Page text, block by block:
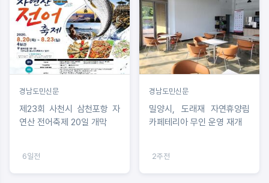
경남도민신문
제23회 사천시 삼천포항 자
연산 전어축제 20일 개막
6일전
경남도민신문
밀양시, 도래재 자연휴양림
카페테리아 무인 운영 재개
2주전